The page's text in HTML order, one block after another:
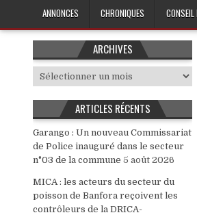
ANNONCES CHRONIQUES
ARCHIVES
Archives
ARTICLES RÉCENTS
Garango : Un nouveau Commissariat
de Police inauguré dans le secteur
n°03 de la commune 5 août 2026
MICA : les acteurs du secteur du
poisson de Banfora reçoivent les
contrôleurs de la DRICA-